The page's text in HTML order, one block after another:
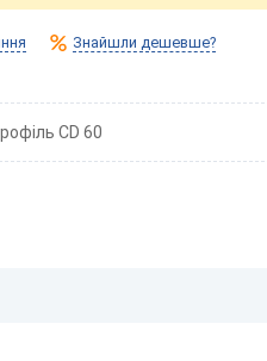
Знайшли дешевше?
CD 60